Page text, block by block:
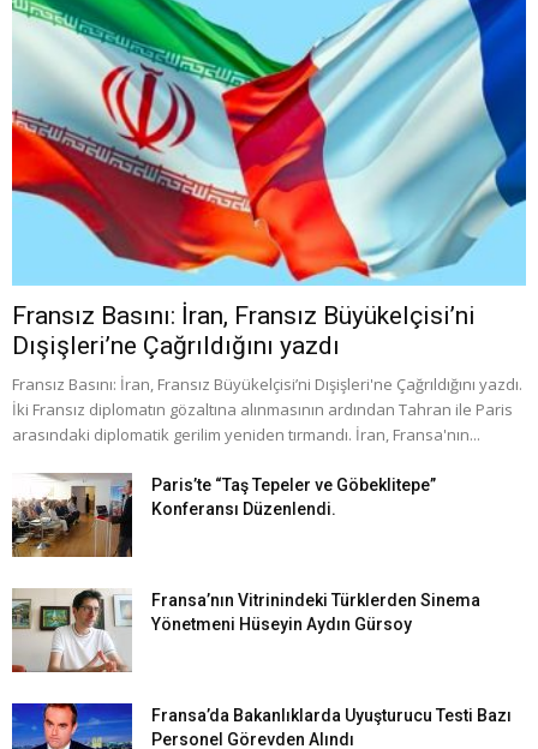
Fransız Basını: İran, Fransız Büyükelçisi’ni
Dışişleri’ne Çağrıldığını yazdı
Fransız Basını: İran, Fransız Büyükelçisi’ni Dışişleri'ne Çağrıldığını yazdı.
İki Fransız diplomatın gözaltına alınmasının ardından Tahran ile Paris
arasındaki diplomatik gerilim yeniden tırmandı. İran, Fransa'nın...
Paris’te “Taş Tepeler ve Göbeklitepe”
Konferansı Düzenlendi.
Fransa’nın Vitrinindeki Türklerden Sinema
Yönetmeni Hüseyin Aydın Gürsoy
Fransa’da Bakanlıklarda Uyuşturucu Testi Bazı
Personel Görevden Alındı